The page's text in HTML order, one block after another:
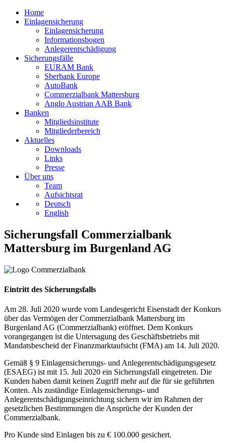
Home
Einlagensicherung
Einlagensicherung
Informationsbogen
Anlegerentschädigung
Sicherungsfälle
EURAM Bank
Sberbank Europe
AutoBank
Commerzialbank Mattersburg
Anglo Austrian AAB Bank
Banken
Mitgliedsinstitute
Mitgliederbereich
Aktuelles
Downloads
Links
Presse
Über uns
Team
Aufsichtsrat
Deutsch
English
Sicherungsfall Commerzialbank
Mattersburg im Burgenland AG
Eintritt des Sicherungsfalls
Am 28. Juli 2020 wurde vom Landesgericht Eisenstadt der Konkurs
über das Vermögen der Commerzialbank Mattersburg im
Burgenland AG (Commerzialbank) eröffnet. Dem Konkurs
vorangegangen ist die Untersagung des Geschäftsbetriebs mit
Mandatsbescheid der Finanzmarktaufsicht (FMA) am 14. Juli 2020.
Gemäß § 9 Einlagensicherungs- und Anlegerentschädigungsgesetz
(ESAEG) ist mit 15. Juli 2020 ein Sicherungsfall eingetreten. Die
Kunden haben damit keinen Zugriff mehr auf die für sie geführten
Konten. Als zuständige Einlagensicherungs- und
Anlegerentschädigungseinrichtung sichern wir im Rahmen der
gesetzlichen Bestimmungen die Ansprüche der Kunden der
Commerzialbank.
Pro Kunde sind Einlagen bis zu € 100.000 gesichert.